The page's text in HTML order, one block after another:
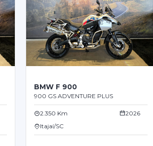
BMW F 900
900 GS ADVENTURE PLUS
2.350 Km
2026
Itajaí/SC